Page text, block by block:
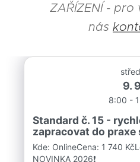
ZAŘÍZENÍ -
nás